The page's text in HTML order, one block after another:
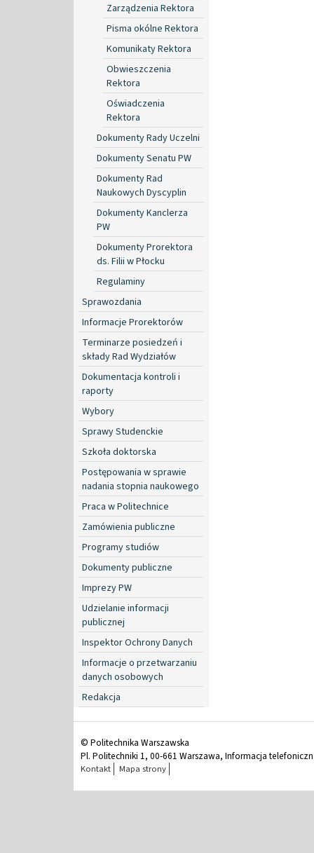
Zarządzenia Rektora
Pisma okólne Rektora
Komunikaty Rektora
Obwieszczenia
Rektora
Oświadczenia
Rektora
Dokumenty Rady Uczelni
Dokumenty Senatu PW
Dokumenty Rad
Naukowych Dyscyplin
Dokumenty Kanclerza
PW
Dokumenty Prorektora
ds. Filii w Płocku
Regulaminy
Sprawozdania
Informacje Prorektorów
Terminarze posiedzeń i
składy Rad Wydziałów
Dokumentacja kontroli i
raporty
Wybory
Sprawy Studenckie
Szkoła doktorska
Postępowania w sprawie
nadania stopnia naukowego
Praca w Politechnice
Zamówienia publiczne
Programy studiów
Dokumenty publiczne
Imprezy PW
Udzielanie informacji
publicznej
Inspektor Ochrony Danych
Informacje o przetwarzaniu
danych osobowych
Redakcja
© Politechnika Warszawska
Pl. Politechniki 1, 00-661 Warszawa, Informacja
Kontakt Mapa strony